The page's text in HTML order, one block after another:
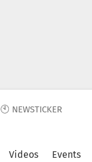
🕙 NEWSTICKER
Videos Events